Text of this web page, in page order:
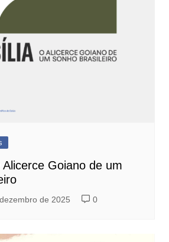
Goiano de um
de 2025 0